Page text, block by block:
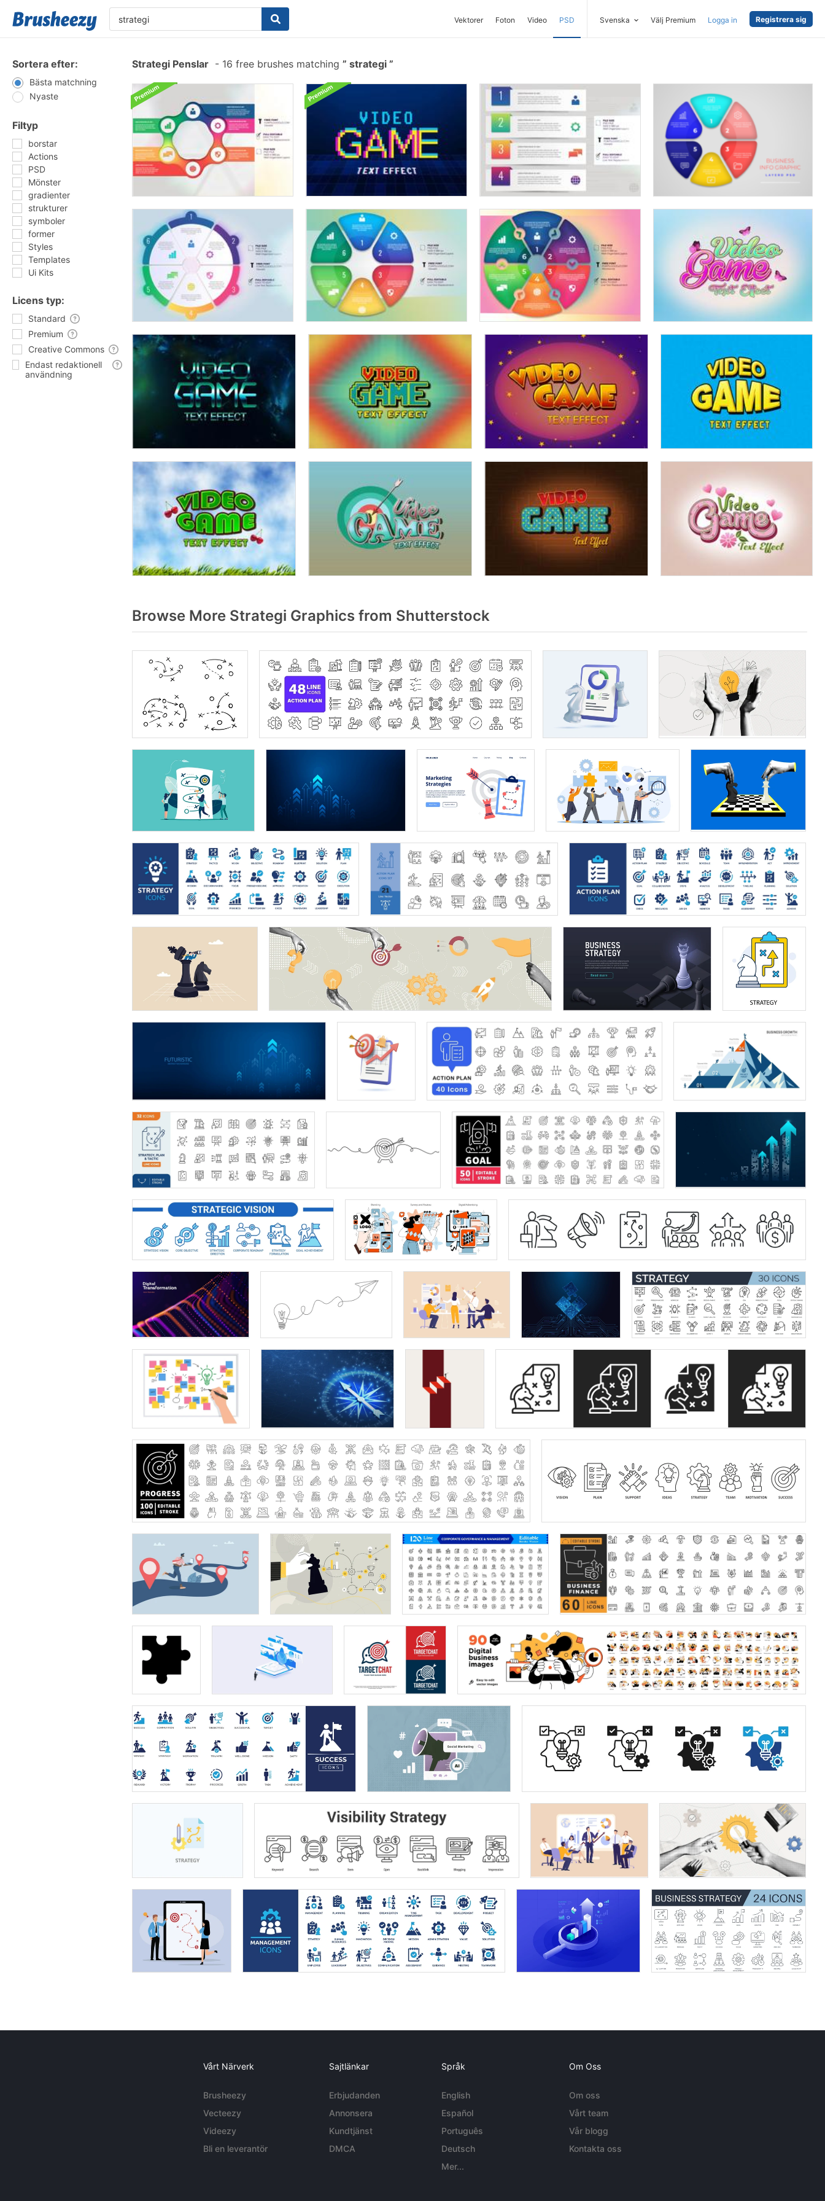
Vektorer Foton Video PSD Svenska Välj Premium Logga in Registrera sig
Sortera efter:
Bästa matchning
Nyaste
Filtyp
borstar
Actions
PSD
Mönster
gradienter
strukturer
symboler
former
Styles
Templates
Ui Kits
Licens typ:
Standard
Premium
Creative Commons
Endast redaktionell
användning
Strategi Penslar - 16 free brushes matching strategi
Browse More Strategi Graphics from Shutterstock
Vårt Närverk
Brusheezy
Vecteezy
Videezy
Bli en leverantör
Sajtlänkar
Erbjudanden
Annonsera
Kundtjänst
DMCA
Språk
English
Español
Português
Deutsch
Mer...
Om Oss
Om oss
Vårt team
Vår blogg
Kontakta oss